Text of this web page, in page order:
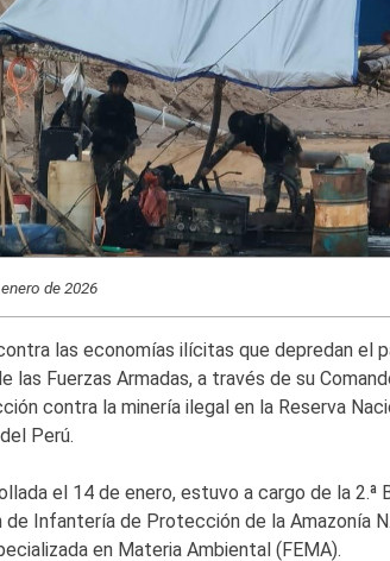
de 2026
las economías ilícitas que depredan el
las Fuerzas Armadas, a través de su
contra la minería ilegal en la Reserva
Perú.
el 14 de enero, estuvo a cargo de la
Infantería de Protección de la Amazonía
en Materia Ambiental (FEMA).